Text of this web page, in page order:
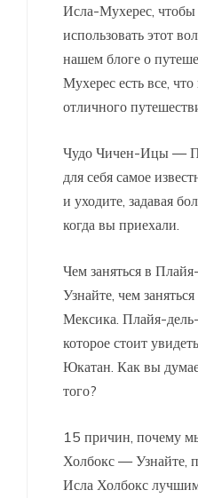
Исла-Мухерес,
использовать этот
нашем блоге о
Мухерес есть все,
отличного
Чудо Чичен-Ицы —
для себя самое
и уходите, задавая
когда вы приехали.
Чем заняться в
Узнайте, чем
Мексика. Плайя-
которое стоит
Юкатан. Как вы
того?
15 причин, почему
Холбокс — Узнайте,
Исла Холбокс